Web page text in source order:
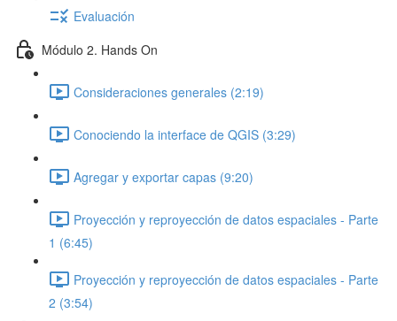
Evaluación
Módulo 2. Hands On
Consideraciones generales (2:19)
Conociendo la interface de QGIS (3:29)
Agregar y exportar capas (9:20)
Proyección y reproyección de datos espaciales - Parte
1 (6:45)
Proyección y reproyección de datos espaciales - Parte
2 (3:54)